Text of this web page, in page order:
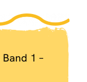
Band 1 –